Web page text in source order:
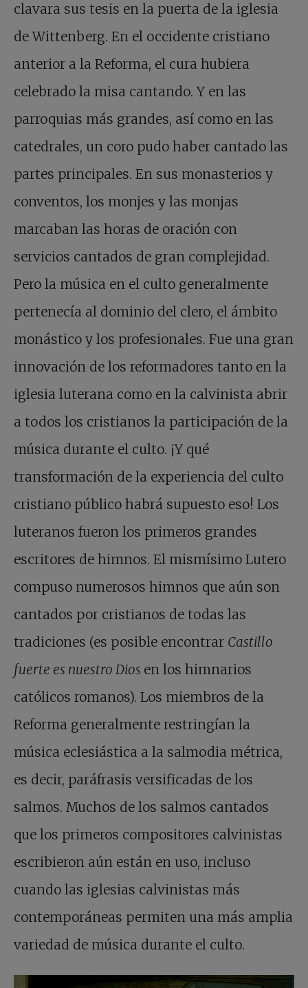
clavara sus tesis en la puerta de la iglesia
de Wittenberg. En el occidente cristiano
anterior a la Reforma, el cura hubiera
celebrado la misa cantando. Y en las
parroquias más grandes, así como en las
catedrales, un coro pudo haber cantado las
partes principales. En sus monasterios y
conventos, los monjes y las monjas
marcaban las horas de oración con
servicios cantados de gran complejidad.
Pero la música en el culto generalmente
pertenecía al dominio del clero, el ámbito
monástico y los profesionales. Fue una gran
innovación de los reformadores tanto en la
iglesia luterana como en la calvinista abrir
a todos los cristianos la participación de la
música durante el culto. ¡Y qué
transformación de la experiencia del culto
cristiano público habrá supuesto eso! Los
luteranos fueron los primeros grandes
escritores de himnos. El mismísimo Lutero
compuso numerosos himnos que aún son
cantados por cristianos de todas las
tradiciones (es posible encontrar Castillo
fuerte es nuestro Dios en los himnarios
católicos romanos). Los miembros de la
Reforma generalmente restringían la
música eclesiástica a la salmodia métrica,
es decir, paráfrasis versificadas de los
salmos. Muchos de los salmos cantados
que los primeros compositores calvinistas
escribieron aún están en uso, incluso
cuando las iglesias calvinistas más
contemporáneas permiten una más amplia
variedad de música durante el culto.